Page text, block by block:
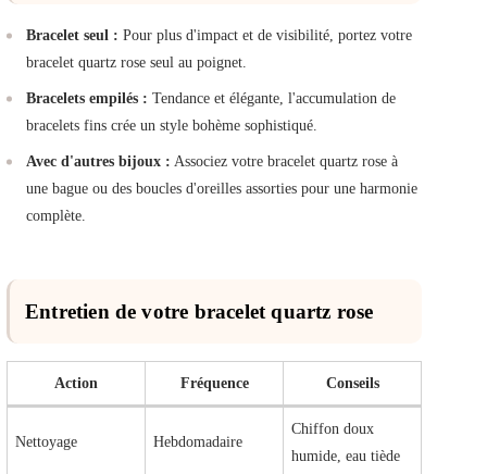
Bracelet seul : Pour plus d'impact et de visibilité, portez votre
bracelet quartz rose seul au poignet.
Bracelets empilés : Tendance et élégante, l'accumulation de
bracelets fins crée un style bohème sophistiqué.
Avec d'autres bijoux : Associez votre bracelet quartz rose à
une bague ou des boucles d'oreilles assorties pour une harmonie
complète.
Entretien de votre bracelet quartz rose
Action Fréquence Conseils
Nettoyage Hebdomadaire
Chiffon doux
humide, eau tiède